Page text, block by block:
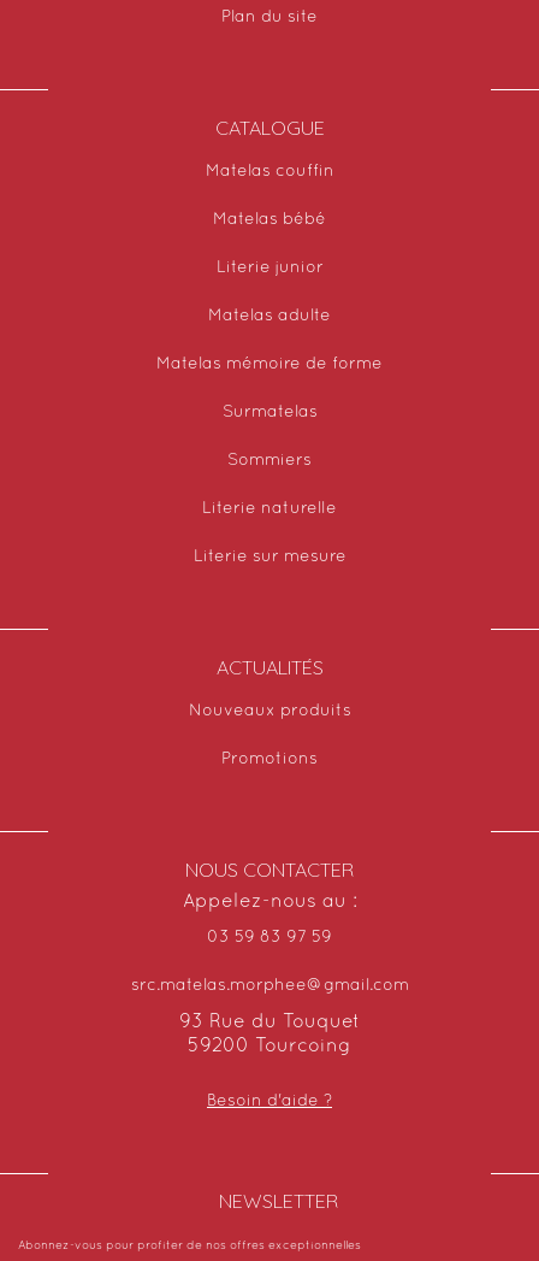
Plan du site
CATALOGUE
Matelas couffin
Matelas bébé
Literie junior
Matelas adulte
Matelas mémoire de forme
Surmatelas
Sommiers
Literie naturelle
Literie sur mesure
ACTUALITÉS
Nouveaux produits
Promotions
NOUS CONTACTER
Appelez-nous au :
03 59 83 97 59
src.matelas.morphee@gmail.com
93 Rue du Touquet
59200 Tourcoing
Besoin d'aide ?
NEWSLETTER​
Abonnez-vous pour profiter de nos offres exceptionnelles